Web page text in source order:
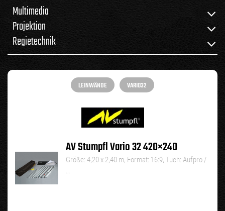
Multimedia
Projektion
Regietechnik
LEINWÄNDE VARIO32
AV Stumpfl Vario 32 420×240
Größe: 4,20 x 2,40 m, Format: 16:9, Tuch: Aufpro /
…